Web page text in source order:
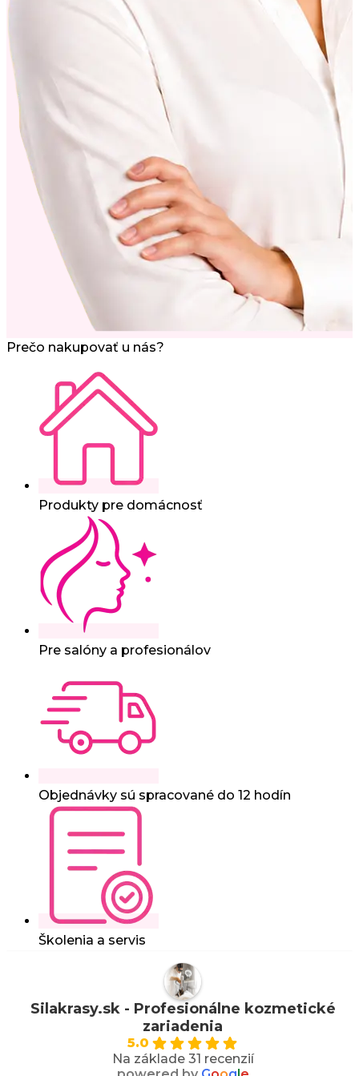
Prečo nakupovať u nás?
Produkty pre domácnosť
Pre salóny a profesionálov
Objednávky sú spracované do 12 hodín
Školenia a servis
Silakrasy.sk - Profesionálne kozmetické
zariadenia
5.0
Na základe 31 recenzií